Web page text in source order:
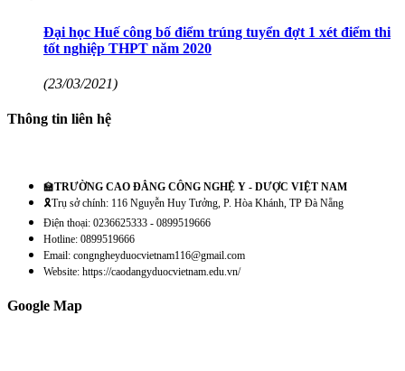
Đại học Huế công bố điểm trúng tuyển đợt 1 xét điểm thi
tốt nghiệp THPT năm 2020
(23/03/2021)
Thông tin liên hệ
🏫TRƯỜNG CAO ĐẲNG CÔNG NGHỆ Y - DƯỢC VIỆT NAM
🎗️Trụ sở chính: 116 Nguyễn Huy Tưởng, P. Hòa Khánh, TP Đà Nẵng
Điện thoại: 0236625333 - 0899519666
Hotline: 0899519666
Email: congngheyduocvietnam116@gmail.com
Website: https://caodangyduocvietnam.edu.vn/
Google Map